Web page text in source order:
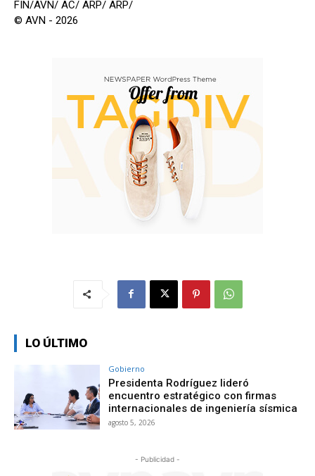
FIN/AVN/ AC/ ARP/ ARP/
© AVN - 2026
LO ÚLTIMO
Gobierno
Presidenta Rodríguez lideró
encuentro estratégico con firmas
internacionales de ingeniería sísmica
agosto 5, 2026
- Publicidad -